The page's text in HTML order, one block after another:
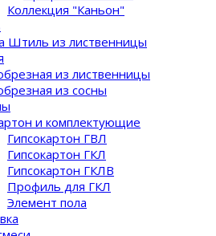
Коллекция "Каньон"
Штиль из лиственницы
из лиственницы
из сосны
и комплектующие
Гипсокартон ГВЛ
Гипсокартон ГКЛ
Гипсокартон ГКЛВ
Профиль для ГКЛ
Элемент пола